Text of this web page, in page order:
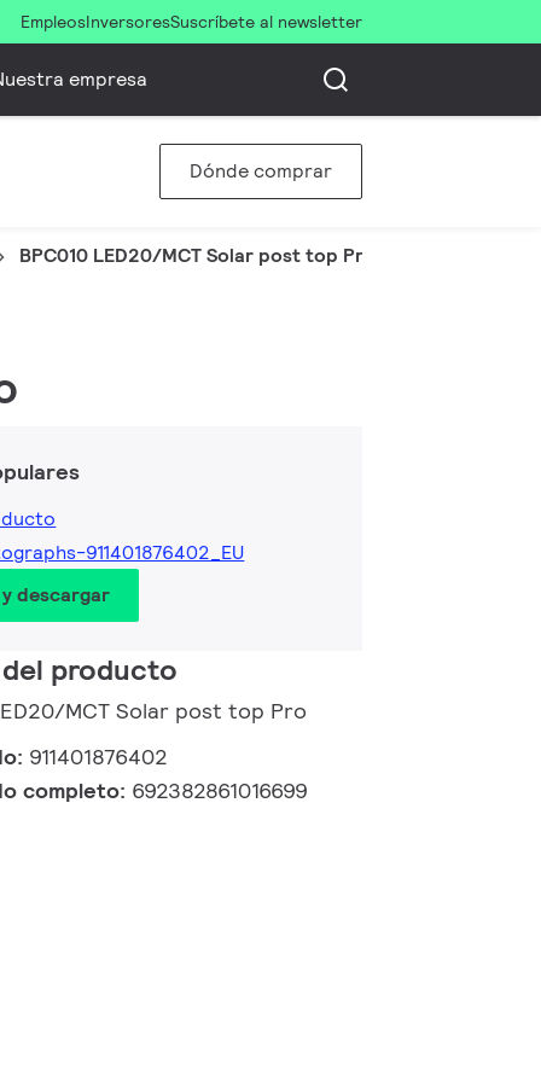
EmpleosInversoresSuscríbete al newsletter
empresa
Dónde comprar
BPC010 LED20/MCT Solar post top Pro
911401876402_EU
descargar
producto
MCT Solar post top Pro
911401876402
completo: 692382861016699